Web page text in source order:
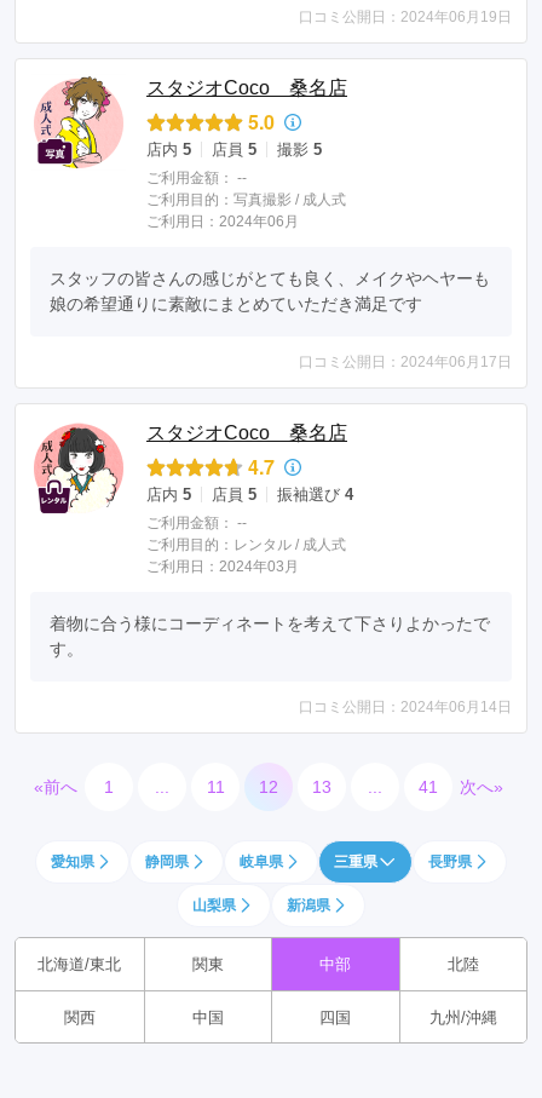
口コミ公開日：2024年06月19日
スタジオCoco 桑名店
5.0
店内 5 店員 5 撮影 5
ご利用金額： --
ご利用目的： 写真撮影 / 成人式
ご利用日：2024年06月
スタッフの皆さんの感じがとても良く、メイクやヘヤーも
娘の希望通りに素敵にまとめていただき満足です
口コミ公開日：2024年06月17日
スタジオCoco 桑名店
4.7
店内 5 店員 5 振袖選び 4
ご利用金額： --
ご利用目的： レンタル / 成人式
ご利用日：2024年03月
着物に合う様にコーディネートを考えて下さりよかったで
す。
口コミ公開日：2024年06月14日
«前へ 1 11 12 13 41 次へ»
愛知県 静岡県 岐阜県 三重県 長野県
山梨県 新潟県
北海道/東北 関東 中部 北陸
関西 中国 四国 九州/沖縄